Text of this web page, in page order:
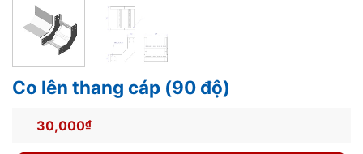
Co lên thang cáp (90 độ)
30,000₫